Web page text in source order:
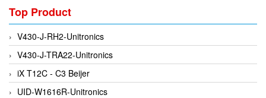
ELIS PLZEŇ
ELMEKO
ELMESS-Thermosystemtechnik
Eltex-Elektrostatik
Eltherm
Top Product
V430-J-RH2-Unitronics
V430-J-TRA22-Unitronics
iX T12C - C3 Beijer
UID-W1616R-Unitronics